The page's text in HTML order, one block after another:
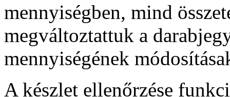
mennyiségben, mind
megváltoztattuk a
mennyiségének
A készlet ellenőrzése